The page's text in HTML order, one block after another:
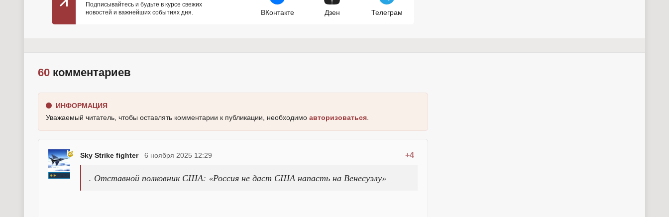
Подписывайтесь и будьте в курсе свежих
новостей и важнейших событиях дня.
ВКонтакте Дзен Телеграм
60 комментариев
ИНФОРМАЦИЯ
Уважаемый читатель, чтобы оставлять комментарии к публикации, необходимо авторизоваться
Sky Strike fighter +4
6 ноября 2025 12:29
. Отставной полковник США: «Россия не даст США напасть на Венесуэлу»